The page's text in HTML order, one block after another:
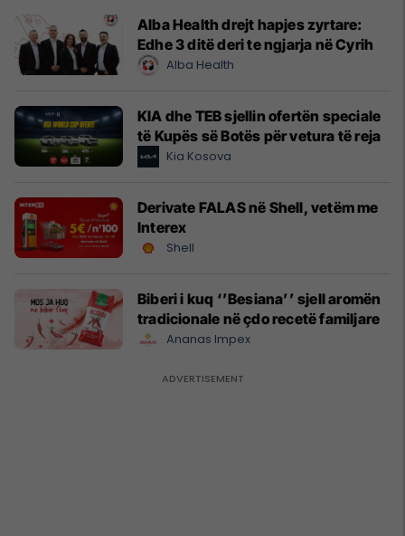
Alba Health drejt hapjes zyrtare:
Edhe 3 ditë deri te ngjarja në Cyrih
Alba Health
KIA dhe TEB sjellin ofertën speciale
të Kupës së Botës për vetura të reja
Kia Kosova
Derivate FALAS në Shell, vetëm me
Interex
Shell
Biberi i kuq ‘’Besiana’’ sjell aromën
tradicionale në çdo recetë familjare
Ananas Impex